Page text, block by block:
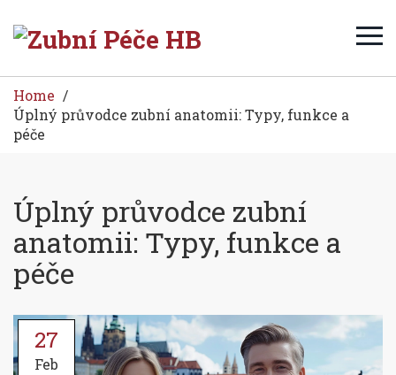
Home
Úplný průvodce zubní anatomii: Typy, funkce a
péče
Úplný průvodce zubní
anatomii: Typy, funkce a
péče
27
Feb